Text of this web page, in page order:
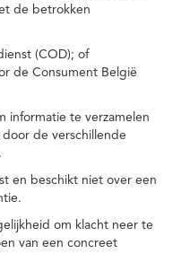
de betrokken
(COD); of
de Consument België
informatie te verzamelen
de verschillende
en beschikt niet over een
om klacht neer te
van een concreet